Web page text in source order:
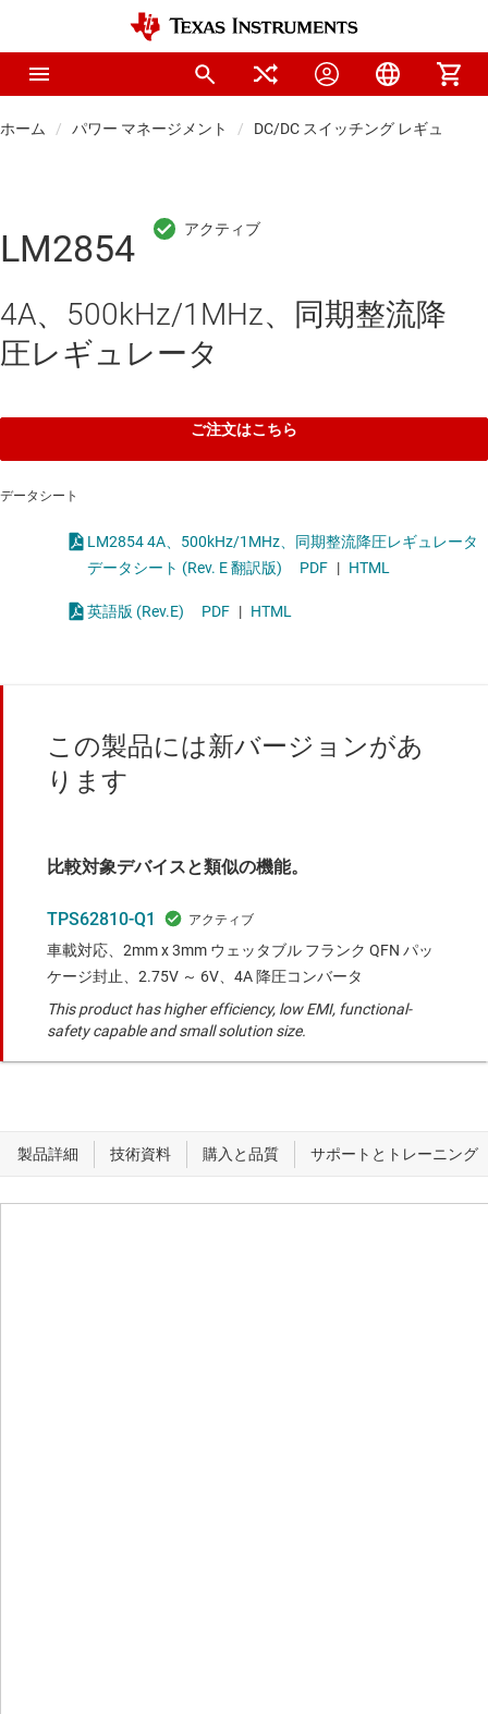
ホーム パワー マネージメント DC/DC スイッチング レギュレータ
LM2854
4A、500kHz/1MHz、同期整流降
圧レギュレータ
ご注文はこちら
データシート
LM2854 4A、500kHz/1MHz、同期整流降圧レギュレータ
データシート (Rev. E 翻訳版)
PDF | HTML
英語版 (Rev.E) PDF | HTML
この製品には新バージョンがあ
ります
比較対象デバイスと類似の機能。
TPS62810-Q1
車載対応、2mm x 3mm ウェッタブル フランク QFN パッ
ケージ封止、2.75V ～ 6V、4A 降圧コンバータ
This product has higher efficiency, low EMI, functional-
safety capable and small solution size.